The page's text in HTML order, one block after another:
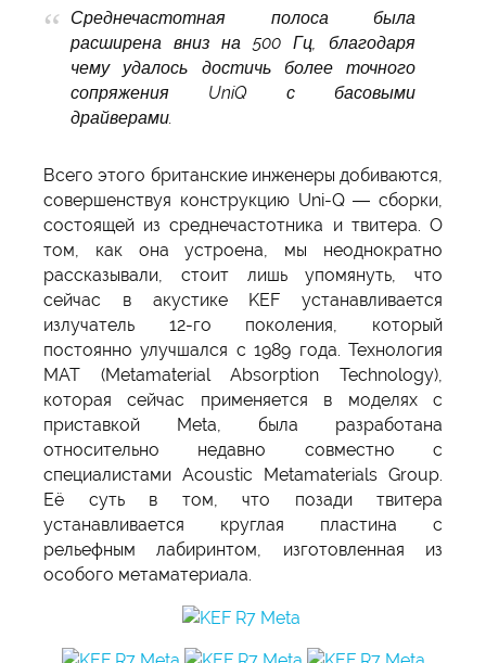
Среднечастотная полоса была
расширена вниз на 500 Гц, благодаря
чему удалось достичь более точного
сопряжения UniQ с басовыми
драйверами.
Всего этого британские инженеры добиваются,
совершенствуя конструкцию Uni-Q — сборки,
состоящей из среднечастотника и твитера. О
том, как она устроена, мы неоднократно
рассказывали, стоит лишь упомянуть, что
сейчас в акустике KEF устанавливается
излучатель 12-го поколения, который
постоянно улучшался с 1989 года. Технология
MAT (Metamaterial Absorption Technology),
которая сейчас применяется в моделях с
приставкой Meta, была разработана
относительно недавно совместно с
специалистами Acoustic Metamaterials Group.
Её суть в том, что позади твитера
устанавливается круглая пластина с
рельефным лабиринтом, изготовленная из
особого метаматериала.